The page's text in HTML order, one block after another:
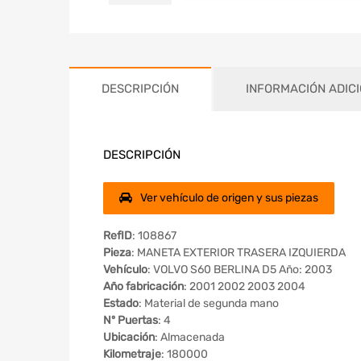
DESCRIPCIÓN INFORMACIÓN
DESCRIPCIÓN
Ver vehículo de origen y sus piezas
RefID: 108867
Pieza: MANETA EXTERIOR TRASERA IZQUIERDA
Vehículo: VOLVO S60 BERLINA D5 Año: 2003
Año fabricación: 2001 2002 2003 2004
Estado: Material de segunda mano
Nº Puertas: 4
Ubicación: Almacenada
Kilometraje: 180000